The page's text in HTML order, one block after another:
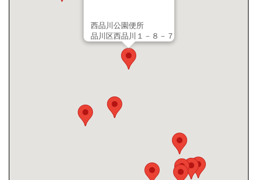
西品川公園便所
品川区西品川１－８－７